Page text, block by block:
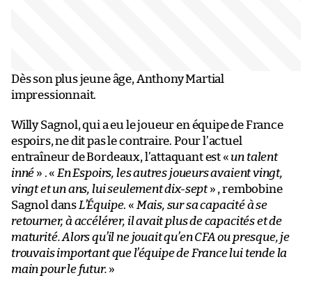
Dès son plus jeune âge, Anthony Martial
impressionnait.
Willy Sagnol, qui a eu le joueur en équipe de France
espoirs, ne dit pas le contraire. Pour l’actuel
entraîneur de Bordeaux, l’attaquant est «un talent
inné » . « En Espoirs, les autres joueurs avaient vingt,
vingt et un ans, lui seulement dix-sept» , rembobine
Sagnol dans L’Équipe. « Mais, sur sa capacité à se
retourner, à accélérer, il avait plus de capacités et de
maturité. Alors qu’il ne jouait qu’en CFA ou presque, je
trouvais important que l’équipe de France lui tende la
main pour le futur. »